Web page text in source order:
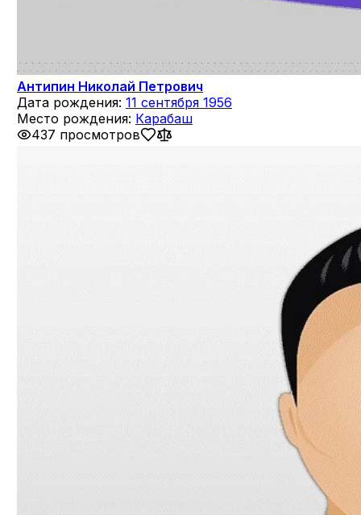
Антипин Николай Петрович
Дата рождения: 11 сентября 1956
Место рождения: Карабаш
437 просмотров